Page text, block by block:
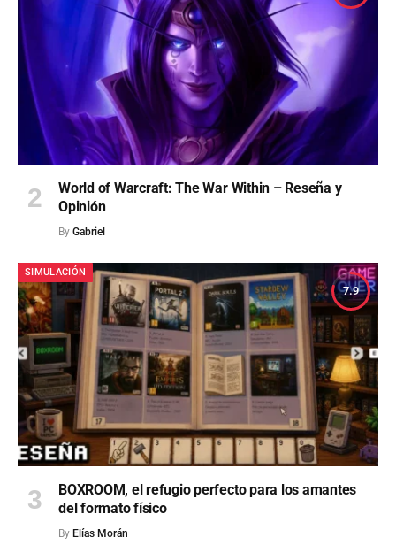
World of Warcraft: The War Within – Reseña y
Opinión
By Gabriel
7.9
SIMULACIÓN
BOXROOM, el refugio perfecto para los amantes
del formato físico
By Elías Morán